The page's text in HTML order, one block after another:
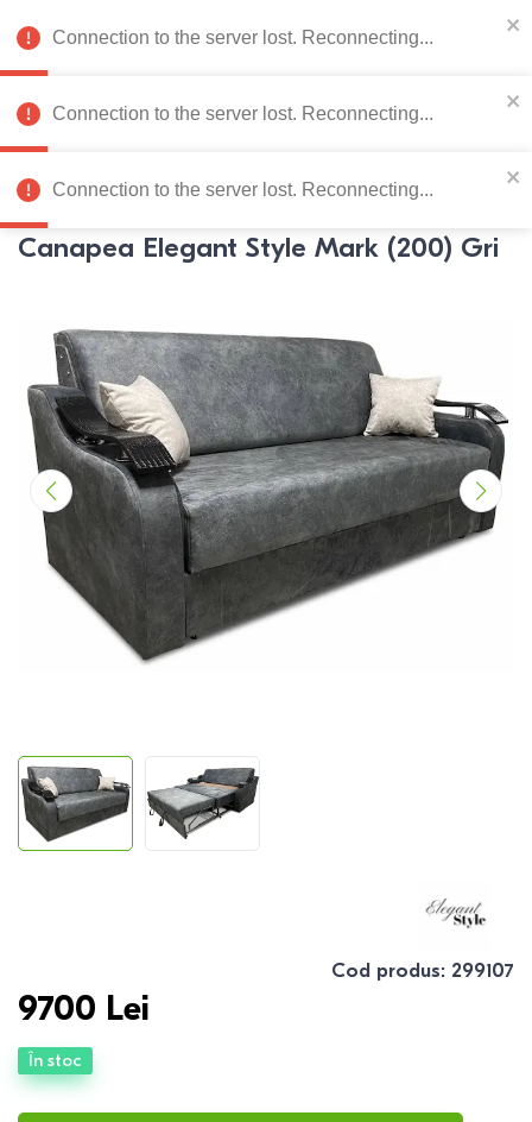
078 222 273 RU
Catalog de produse
0
Pagina principală Mobila moale Canapele Canapele
Canapea Elegant Style Mark (200) Gri
Cod produs: 299107
9700 Lei
În stoc
Connection to the server lost. Reconnecting...
Connection to the server lost. Reconnecting...
Connection to the server lost. Reconnecting...